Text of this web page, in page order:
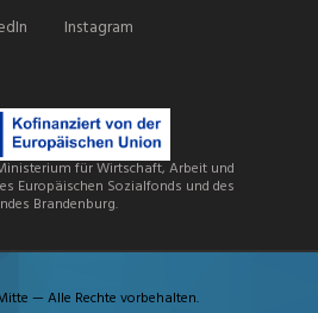
Instagram
für Wirtschaft, Arbeit und
Europäischen Sozialfonds und des
Brandenburg.
— Alle Rechte vorbehalten.